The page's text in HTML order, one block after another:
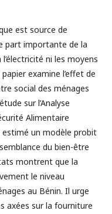
est source de
part importante de la
ni les moyens
examine l’effet de
social des ménages
sur l’Analyse
Alimentaire
estimé un modèle probit
du bien-être
montrent que la
le niveau
au Bénin. Il urge
axées sur la fourniture